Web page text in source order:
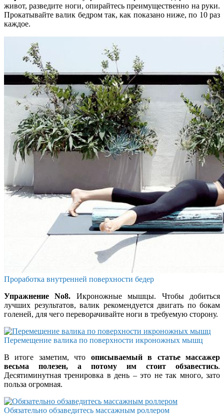
живот, разведите ноги, опирайтесь преимущественно на руки.
Прокатывайте валик бедром так, как показано ниже, по 10 раз
каждое.
Проработка внутренней поверхности бедер
Упражнение No8. Икроножные мышцы. Чтобы добиться
лучших результатов, валик рекомендуется двигать по бокам
голеней, для чего переворачивайте ноги в требуемую сторону.
Перемещение валика по поверхности икроножных мышц
В итоге заметим, что описываемый в статье массажер
весьма полезен, а потому им стоит обзавестись.
Десятиминутная тренировка в день – это не так много, зато
польза огромная.
Обязательно обзаведитесь массажным роллером